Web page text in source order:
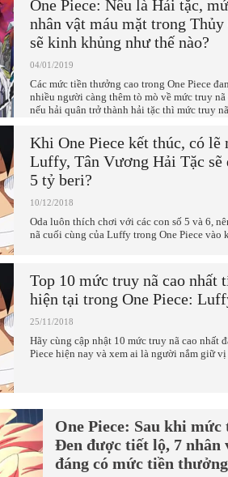
One Piece: Nếu là Hải tặc,
nhân vật máu mặt trong
sẽ kinh khủng như thế nào?
04/01/2019
Các mức tiền thưởng cao trong One Piece
nhiều người càng thêm tò mò về mức truy
nếu hải quân trở thành hải tặc thì mức truy
Khi One Piece kết thúc, có lẽ
Luffy, Tân Vương Hải Tặc sẽ
5 tỷ beri?
10/12/2018
Oda luôn thích chơi với các con số 5 và 6,
nã cuối cùng của Luffy trong One Piece vào
Top 10 mức truy nã cao nhất
hiện tại trong One Piece:
25/11/2018
Hãy cùng cập nhật 10 mức truy nã cao nhất
Piece hiện nay và xem ai là người nắm giữ
One Piece: Sau khi mức
Đen được tiết lộ, 7 nhân
đáng có mức tiền